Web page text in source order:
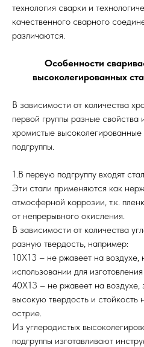
технология сварки и
качественного сварного
различаются.
Особенности
высоколегированных
В зависимости от количества
первой группы разные свойства
хромистые
подгруппы.
1.В первую подгруппу входят
Эти стали применяются как
атмосферной коррозии, т.к.
от непрерывного окисления.
В зависимости от количества
разную твердость, например:
10Х13 – не ржавеет на воздухе,
использовании для
40Х13 – не ржавеет на воздухе,
высокую твердость и стойкость
острие.
Из углеродистых
подгруппы изготавливают